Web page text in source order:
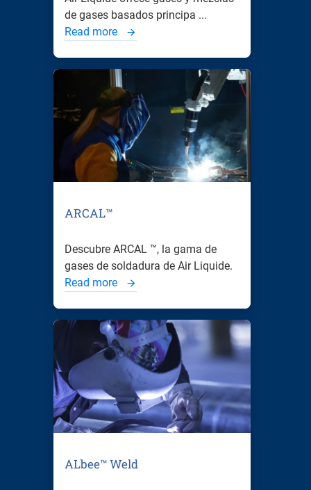
de gases basados principa ...
Read more
ARCAL™
Descubre ARCAL ™, la gama de
gases de soldadura de Air Liquide.
Read more
ALbee™ Weld